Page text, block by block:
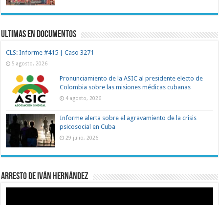
Ultimas en documentos
CLS: Informe #415 | Caso 3271
5 agosto, 2026
Pronunciamiento de la ASIC al presidente electo de
Colombia sobre las misiones médicas cubanas
4 agosto, 2026
Informe alerta sobre el agravamiento de la crisis
psicosocial en Cuba
29 julio, 2026
Arresto de Iván Hernández